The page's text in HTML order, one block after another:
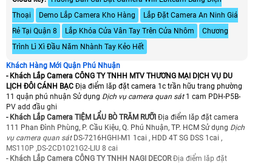
Thoại
Demo Lắp Camera Kho Hàng
Lắp Đặt Camera An Ninh Giá
Rẻ Tại Quận 8
Lắp Khóa Cửa Vân Tay Trên Cửa Nhôm
Chương
Trình Lì Xì Đầu Năm Nhành Tay Kẻo Hết
Khách Hàng Mới Quận Phú Nhuận
- Khách Lắp Camera CÔNG TY TNHH MTV THƯƠNG MẠI DỊCH VỤ DU
LỊCH ĐÔI CÁNH BẠC Địa điểm lăp đặt camera 1c trần hữu trang phường
11 quận phú nhuận Sử dụng Dịch vụ camera quan sát 1 cam PDH-P5B-
PV add đầu ghi
- Khách Lắp Camera TIỆM LẨU BÒ TRĂM RƯỠI Địa điểm lăp đặt camera
111 Phan Đình Phùng, P. Cầu Kiệu, Q. Phú Nhuận, TP. HCM Sử dụng Dịch
vụ camera quan sát DS-7216HGHI-M1 1cai , HDD 4T SG DSS 1cai ,
MS110P ,DS-2CD1021G2-LIU 8 cai
- Khách Lắp Camera CÔNG TY TNHH NAGI DECORĐịa điểm lăp đặt